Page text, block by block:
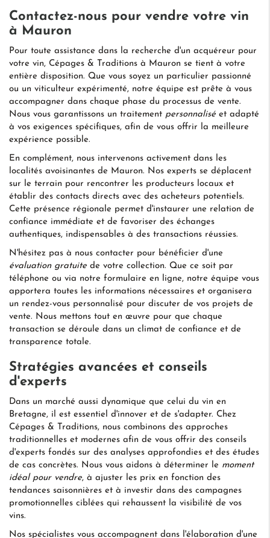
Contactez-nous pour vendre votre vin
à Mauron
Pour toute assistance dans la recherche d'un acquéreur pour
votre vin, Cépages & Traditions à Mauron se tient à votre
entière disposition. Que vous soyez un particulier passionné
ou un viticulteur expérimenté, notre équipe est prête à vous
accompagner dans chaque phase du processus de vente.
Nous vous garantissons un traitement personnaliséet adapté
à vos exigences spécifiques, afin de vous offrir la meilleure
expérience possible.
En complément, nous intervenons activement dans les
localités avoisinantes de Mauron. Nos experts se déplacent
sur le terrain pour rencontrer les producteurs locaux et
établir des contacts directs avec des acheteurs potentiels.
Cette présence régionale permet d'instaurer une relation de
confiance immédiate et de favoriser des échanges
authentiques, indispensables à des transactions réussies.
N'hésitez pas à nous contacter pour bénéficier d'une
évaluation gratuitede votre collection. Que ce soit par
téléphone ou via notre formulaire en ligne, notre équipe vous
apportera toutes les informations nécessaires et organisera
un rendez-vous personnalisé pour discuter de vos projets de
vente. Nous mettons tout en œuvre pour que chaque
transaction se déroule dans un climat de confiance et de
transparence totale.
Stratégies avancées et conseils
d'experts
Dans un marché aussi dynamique que celui du vin en
Bretagne, il est essentiel d'innover et de s'adapter. Chez
Cépages & Traditions, nous combinons des approches
traditionnelles et modernes afin de vous offrir des conseils
d'experts fondés sur des analyses approfondies et des études
de cas concrètes. Nous vous aidons à déterminer le moment
idéal pour vendre, à ajuster les prix en fonction des
tendances saisonnières et à investir dans des campagnes
promotionnelles ciblées qui rehaussent la visibilité de vos
vins.
Nos spécialistes vous accompagnent dans l'élaboration d'une